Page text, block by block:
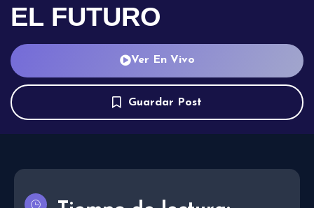
EL FUTURO
Ver En Vivo
Guardar Post